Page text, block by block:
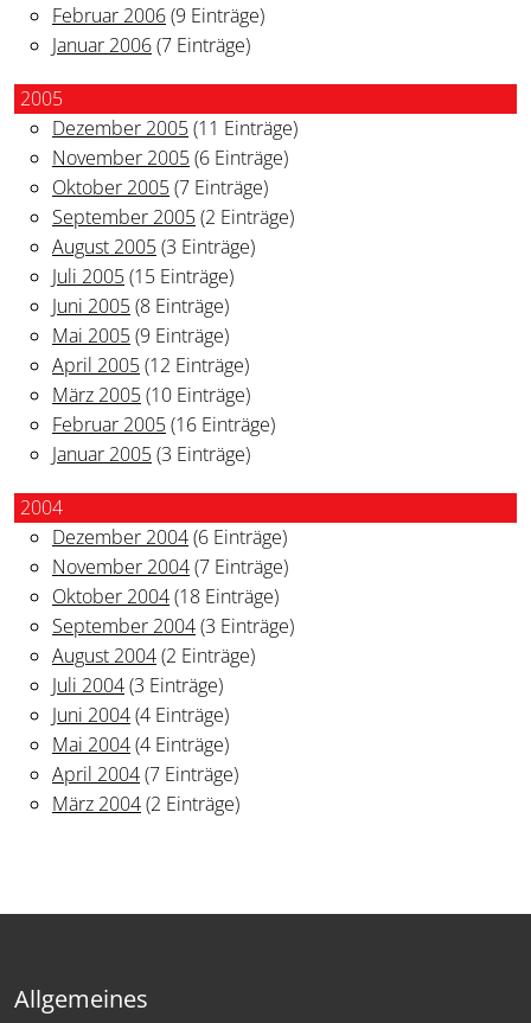
Februar 2006(9 Einträge)
Januar 2006(7 Einträge)
2005
Dezember 2005(11 Einträge)
November 2005(6 Einträge)
Oktober 2005(7 Einträge)
September 2005(2 Einträge)
August 2005(3 Einträge)
Juli 2005(15 Einträge)
Juni 2005(8 Einträge)
Mai 2005(9 Einträge)
April 2005(12 Einträge)
März 2005(10 Einträge)
Februar 2005(16 Einträge)
Januar 2005(3 Einträge)
2004
Dezember 2004(6 Einträge)
November 2004(7 Einträge)
Oktober 2004(18 Einträge)
September 2004(3 Einträge)
August 2004(2 Einträge)
Juli 2004(3 Einträge)
Juni 2004(4 Einträge)
Mai 2004(4 Einträge)
April 2004(7 Einträge)
März 2004(2 Einträge)
Allgemeines